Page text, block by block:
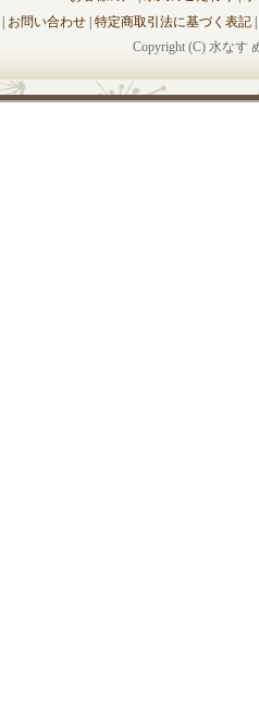
| お問い合わせ | 特定商取引法に基づく表記 |
Copyright (C) 水なす